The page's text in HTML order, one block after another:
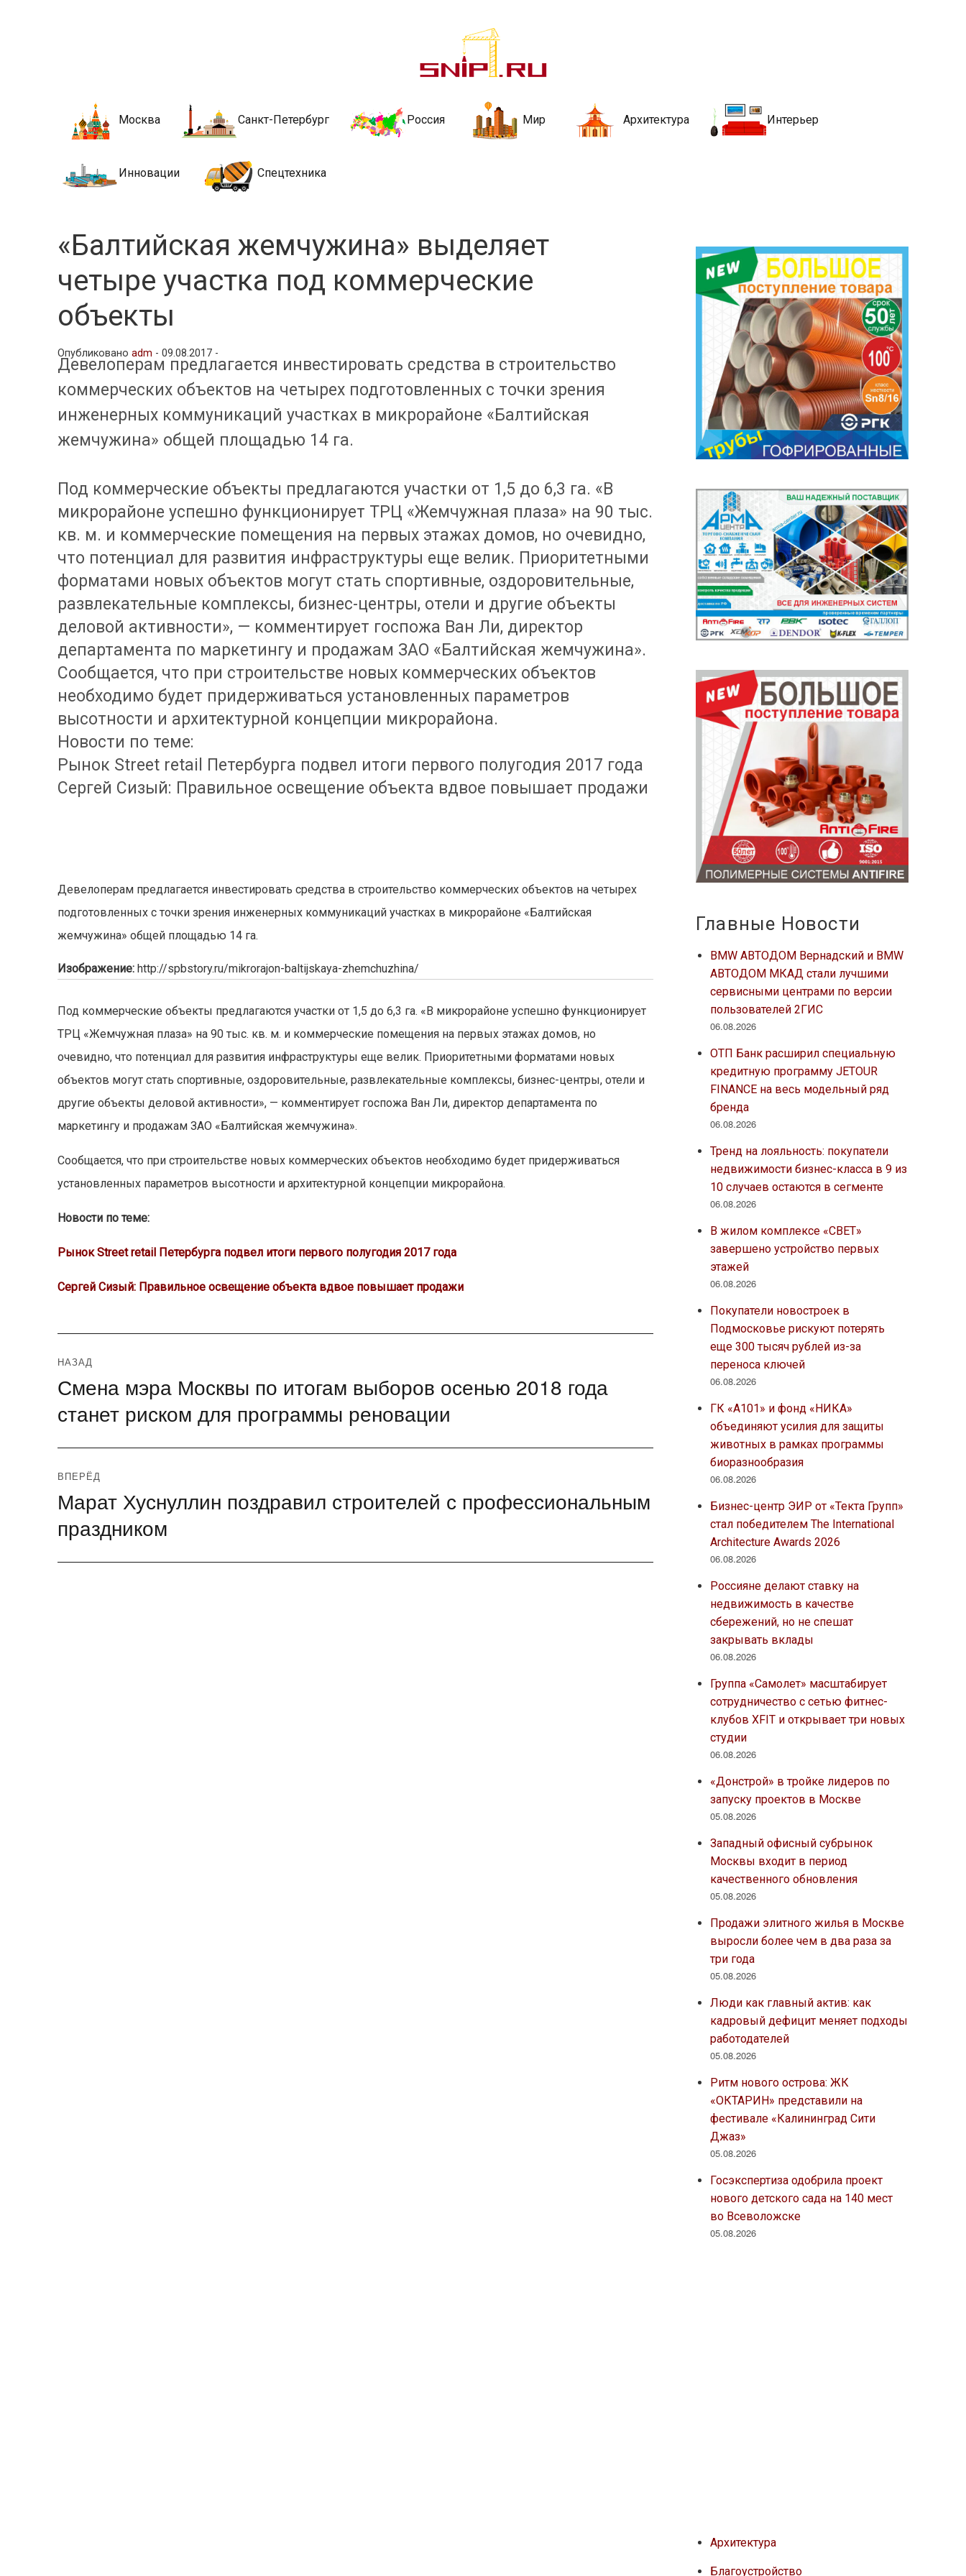
Новости строительства и недвижимости
стройкой рубрики
Москва Санкт-Петербург Россия Мир Архитектура Интерьер
Инновации Спецтехника
«Балтийская жемчужина» выделяет
четыре участка под коммерческие
объекты
Опубликованоadm -09.08.2017 -
Девелоперам предлагается инвестировать средства в строительство
коммерческих объектов на четырех подготовленных с точки зрения
инженерных коммуникаций участках в микрорайоне «Балтийская
жемчужина» общей площадью 14 га.
Под коммерческие объекты предлагаются участки от 1,5 до 6,3 га. «В
микрорайоне успешно функционирует ТРЦ «Жемчужная плаза» на 90 тыс.
кв. м. и коммерческие помещения на первых этажах домов, но очевидно,
что потенциал для развития инфраструктуры еще велик. Приоритетными
форматами новых объектов могут стать спортивные, оздоровительные,
развлекательные комплексы, бизнес-центры, отели и другие объекты
деловой активности», — комментирует госпожа Ван Ли, директор
департамента по маркетингу и продажам ЗАО «Балтийская жемчужина».
Сообщается, что при строительстве новых коммерческих объектов
необходимо будет придерживаться установленных параметров
высотности и архитектурной концепции микрорайона.
Новости по теме:
Рынок Street retail Петербурга подвел итоги первого полугодия 2017 года
Сергей Сизый: Правильное освещение объекта вдвое повышает продажи
Девелоперам предлагается инвестировать средства в строительство коммерческих объектов на четырех
подготовленных с точки зрения инженерных коммуникаций участках в микрорайоне «Балтийская
жемчужина» общей площадью 14 га.
Изображение:http://spbstory.ru/mikrorajon-baltijskaya-zhemchuzhina/
Под коммерческие объекты предлагаются участки от 1,5 до 6,3 га. «В микрорайоне успешно функционирует
ТРЦ «Жемчужная плаза» на 90 тыс. кв. м. и коммерческие помещения на первых этажах домов, но
очевидно, что потенциал для развития инфраструктуры еще велик. Приоритетными форматами новых
объектов могут стать спортивные, оздоровительные, развлекательные комплексы, бизнес-центры, отели и
другие объекты деловой активности», — комментирует госпожа Ван Ли, директор департамента по
маркетингу и продажам ЗАО «Балтийская жемчужина».
Сообщается, что при строительстве новых коммерческих объектов необходимо будет придерживаться
установленных параметров высотности и архитектурной концепции микрорайона.
Новости по теме:
Рынок Street retail Петербурга подвел итоги первого полугодия 2017 года
Сергей Сизый: Правильное освещение объекта вдвое повышает продажи
Навигация
по
записям
НАЗАД
Предыдущая
Смена мэра Москвы по итогам выборов осенью 2018 года
станет риском для программы реновации
ВПЕРЁД
Следующая
запись:
Марат Хуснуллин поздравил строителей с профессиональным
праздником
Главные Новости
BMW АВТОДОМ Вернадский и BMW
АВТОДОМ МКАД стали лучшими
сервисными центрами по версии
пользователей 2ГИС
06.08.2026
ОТП Банк расширил специальную
кредитную программу JETOUR
FINANCE на весь модельный ряд
бренда
06.08.2026
Тренд на лояльность: покупатели
недвижимости бизнес-класса в 9 из
10 случаев остаются в сегменте
06.08.2026
В жилом комплексе «СВЕТ»
завершено устройство первых
этажей
06.08.2026
Покупатели новостроек в
Подмосковье рискуют потерять
еще 300 тысяч рублей из-за
переноса ключей
06.08.2026
ГК «А101» и фонд «НИКА»
объединяют усилия для защиты
животных в рамках программы
биоразнообразия
06.08.2026
Бизнес-центр ЭИР от «Текта Групп»
стал победителем The International
Architecture Awards 2026
06.08.2026
Россияне делают ставку на
недвижимость в качестве
сбережений, но не спешат
закрывать вклады
06.08.2026
Группа «Самолет» масштабирует
сотрудничество с сетью фитнес-
клубов XFIT и открывает три новых
студии
06.08.2026
«Донстрой» в тройке лидеров по
запуску проектов в Москве
05.08.2026
Западный офисный субрынок
Москвы входит в период
качественного обновления
05.08.2026
Продажи элитного жилья в Москве
выросли более чем в два раза за
три года
05.08.2026
Люди как главный актив: как
кадровый дефицит меняет подходы
работодателей
05.08.2026
Ритм нового острова: ЖК
«ОКТАРИН» представили на
фестивале «Калининград Сити
Джаз»
05.08.2026
Госэкспертиза одобрила проект
нового детского сада на 140 мест
во Всеволожске
05.08.2026
Архитектура
Благоустройство